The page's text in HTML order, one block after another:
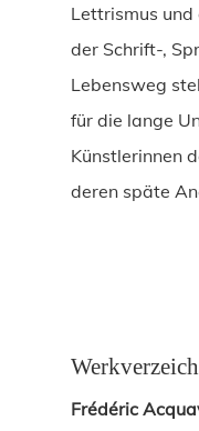
Lettrismus
der Schrift-,
Lebensweg
für die lange
Künstlerinnen
deren späte
Frédéric